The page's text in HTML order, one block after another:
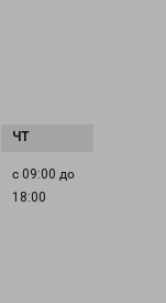
с 09:00 до
18:00